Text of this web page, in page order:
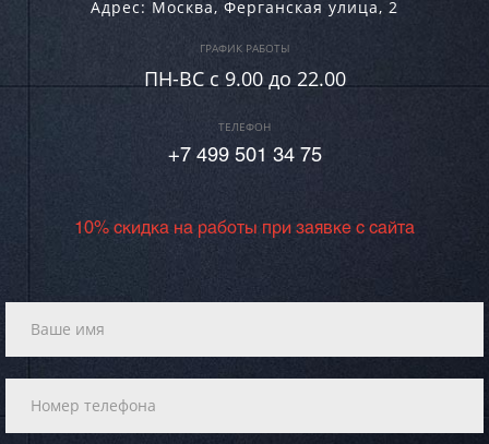
Адрес: Москва, Ферганская улица, 2
ГРАФИК РАБОТЫ
ПН-ВC c 9.00 до 22.00
ТЕЛЕФОН
+7 499 501 34 75
10% скидка на работы при заявке с сайта